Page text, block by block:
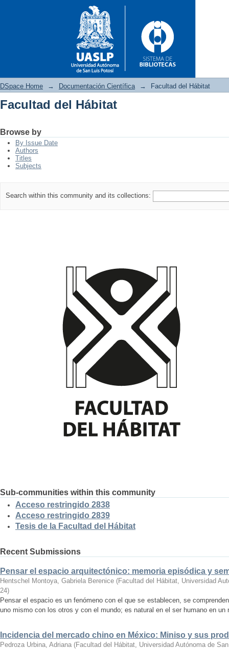
DSpace Home → Documentación Científica → Facultad del Hábitat
Facultad del Hábitat
Browse by
By Issue Date
Authors
Titles
Subjects
Search within this community and its collections:
Sub-communities within this community
Acceso restringido 2838
Acceso restringido 2839
Tesis de la Facultad del Hábitat
Recent Submissions
Pensar el espacio arquitectónico: memoria episódica y
Hentschel Montoya, Gabriela Berenice (Facultad del Hábitat, Universidad
24)
Pensar el espacio es un fenómeno con el que se establecen, se
uno mismo con los otros y con el mundo; es natural en el ser humano en
Incidencia del mercado chino en México: Miniso y sus
Pedroza Urbina, Adriana (Facultad del Hábitat, Universidad Autónoma de